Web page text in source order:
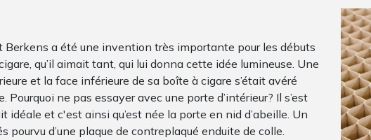
Berkens a été une invention très importante pour les débuts
qu’il aimait tant, qui lui donna cette idée lumineuse. Une
et la face inférieure de sa boîte à cigare s’était avéré
ne pas essayer avec une porte d’intérieur? Il s’est
et c'est ainsi qu’est née la porte en nid d’abeille. Un
pourvu d’une plaque de contreplaqué enduite de colle.